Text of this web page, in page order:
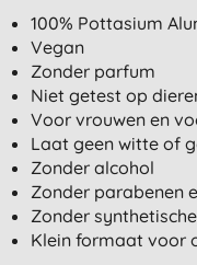
100% Pottasium
Vegan
Zonder parfum
Niet getest op
Voor vrouwen en
Laat geen witte of
Zonder alcohol
Zonder parabenen
Zonder
Klein formaat voor